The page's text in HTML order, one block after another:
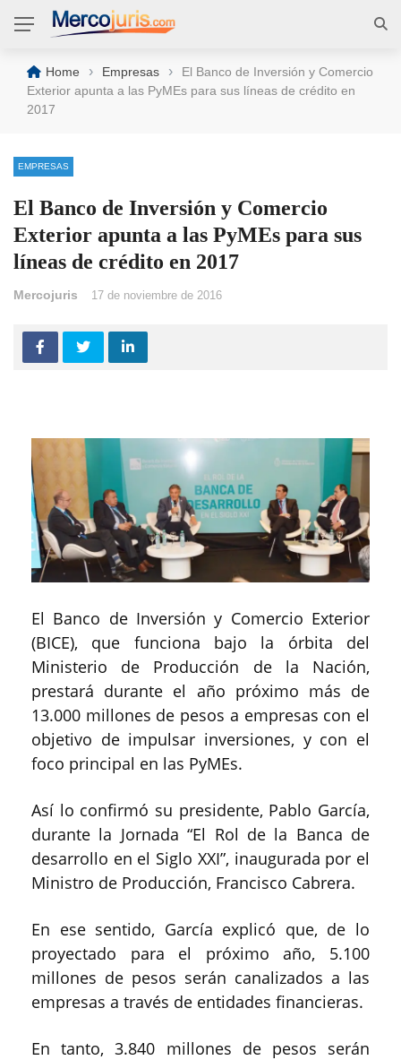
Home › Empresas ›
El Banco de Inversión y Comercio
Exterior apunta a las PyMEs para sus líneas de crédito en
2017
EMPRESAS
El Banco de Inversión y Comercio
Exterior apunta a las PyMEs para sus
líneas de crédito en 2017
Mercojuris 17 de noviembre de 2016
El Banco de Inversión y Comercio Exterior
(BICE), que funciona bajo la órbita del
Ministerio de Producción de la Nación,
prestará durante el año próximo más de
13.000 millones de pesos a empresas con el
objetivo de impulsar inversiones, y con el
foco principal en las PyMEs.
Así lo confirmó su presidente, Pablo García,
durante la Jornada “El Rol de la Banca de
desarrollo en el Siglo XXI”, inaugurada por el
Ministro de Producción, Francisco Cabrera.
En ese sentido, García explicó que, de lo
proyectado para el próximo año, 5.100
millones de pesos serán canalizados a las
empresas a través de entidades financieras.
En tanto, 3.840 millones de pesos serán